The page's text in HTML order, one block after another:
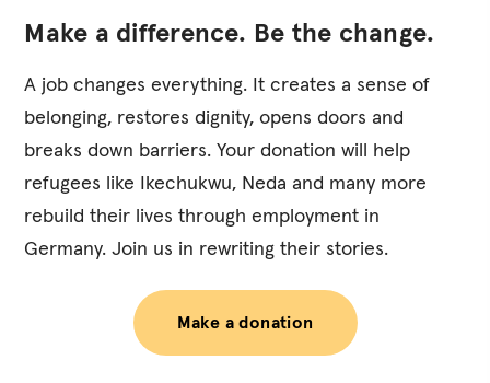
Make a difference. Be the change.
A job changes everything. It creates a sense of
belonging, restores dignity, opens doors and
breaks down barriers. Your donation will help
refugees like Ikechukwu, Neda and many more
rebuild their lives through employment in
Germany. Join us in rewriting their stories.
Make a donation